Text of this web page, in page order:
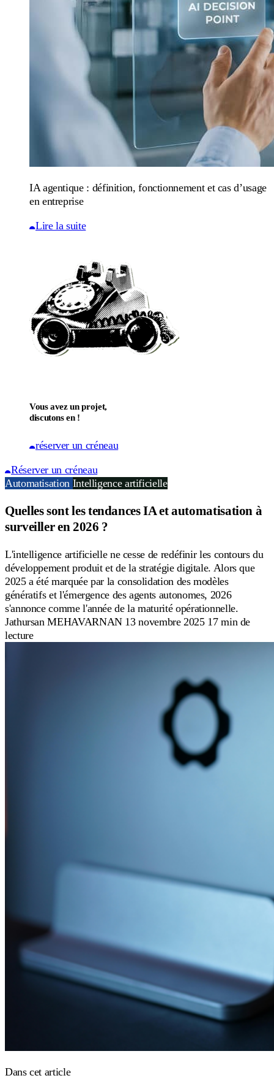
IA agentique : définition, fonctionnement et cas d’usage
en entreprise
Lire la suite
Vous avez un projet,
discutons en !
réserver un créneau
Réserver un créneau
Automatisation Intelligence artificielle
Quelles sont les tendances IA et automatisation à
surveiller en 2026 ?
L'intelligence artificielle ne cesse de redéfinir les contours du
développement produit et de la stratégie digitale. Alors que
2025 a été marquée par la consolidation des modèles
génératifs et l'émergence des agents autonomes, 2026
s'annonce comme l'année de la maturité opérationnelle.
Jathursan MEHAVARNAN 13 novembre 2025 17 min de
lecture
Dans cet article